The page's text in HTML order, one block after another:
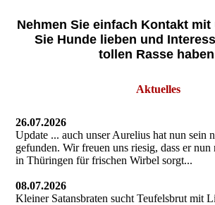
Nehmen Sie einfach Kontakt mit
Sie Hunde lieben und
tollen Rasse
Aktuelles
26.07.2026
Update ... auch unser Aurelius hat nun sein
gefunden. Wir freuen uns riesig, dass er
in Thüringen für frischen Wirbel sorgt...
08.07.2026
Kleiner Satansbraten sucht Teufelsbrut mit